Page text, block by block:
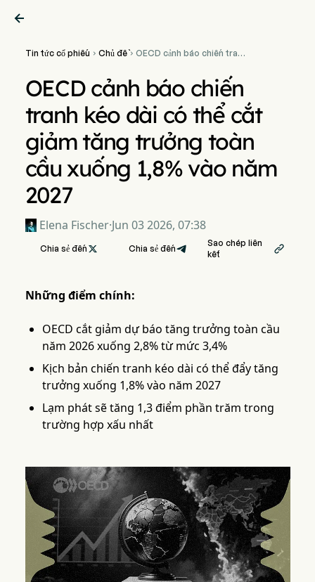

Tin tức cổ phiếu  Chủ đề OECD cảnh báo chiến tranh
xuống 1,8% vào năm 2027
OECD cảnh báo chiến
tranh kéo dài có thể cắt
giảm tăng trưởng toàn
cầu xuống 1,8% vào năm
2027
Elena Fischer·Jun 03 2026, 07:38
Chia sẻ đến  Chia sẻ đến
Sao chép liên
kết

Những điểm chính:
OECD cắt giảm dự báo tăng trưởng toàn cầu
năm 2026 xuống 2,8% từ mức 3,4%
Kịch bản chiến tranh kéo dài có thể đẩy tăng
trưởng xuống 1,8% vào năm 2027
Lạm phát sẽ tăng 1,3 điểm phần trăm trong
trường hợp xấu nhất